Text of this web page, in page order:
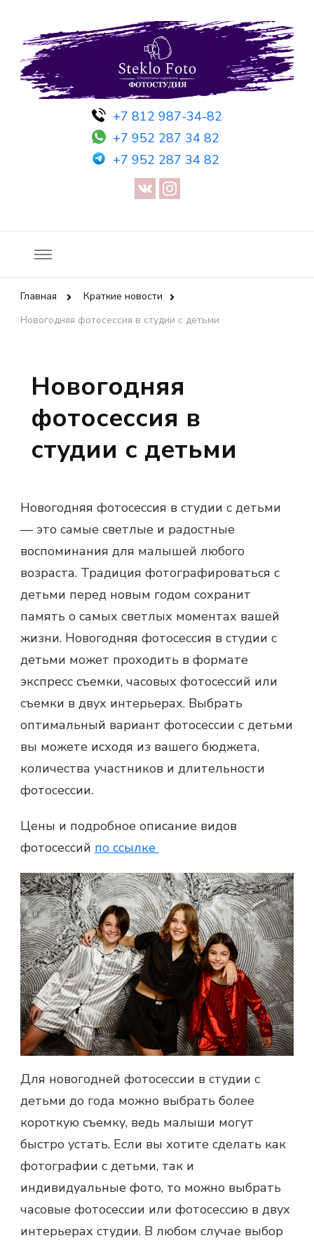
+7 812 987-34-82
+7 952 287 34 82
+7 952 287 34 82
Фотостудия SF
Фотосессия в студии СПб — Фотосессия в Санкт-Петербурге
— Предметная съемка — Невидимый манекен — Прозрачный
манекен — Сертификат на фотосессию
Главная
Краткие новости
Новогодняя фотосессия в студии с детьми
Новогодняя
фотосессия в
студии с детьми
Новогодняя фотосессия в студии с детьми
— это самые светлые и радостные
воспоминания для малышей любого
возраста. Традиция фотографироваться с
детьми перед новым годом сохранит
память о самых светлых моментах вашей
жизни. Новогодняя фотосессия в студии с
детьми может проходить в формате
экспресс съемки, часовых фотосессий или
съемки в двух интерьерах. Выбрать
оптимальный вариант фотосессии с детьми
вы можете исходя из вашего бюджета,
количества участников и длительности
фотосессии.
Цены и подробное описание видов
фотосессий по ссылке
Для новогодней фотосессии в студии с
детьми до года можно выбрать более
короткую съемку, ведь малыши могут
быстро устать. Если вы хотите сделать как
фотографии с детьми, так и
индивидуальные фото, то можно выбрать
часовые фотосессии или фотосессию в двух
интерьерах студии. В любом случае выбор